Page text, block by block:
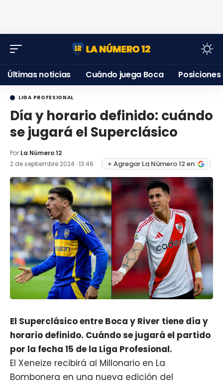
Últimas noticias Cuándo juega Boca Posiciones
LIGA PROFESIONAL
Día y horario definido: cuándo
se jugará el Superclásico
Por:La Número 12
2 de septiembre 2024 · 13:46
+ Agregar La Número 12 en
El Superclásico entre Boca y River tiene día y
horario definido. Cuándo se jugará el partido
por la fecha 15 de la Liga Profesional.
El Xeneize recibirá al Millonario en La
Bombonera en una nueva edición del